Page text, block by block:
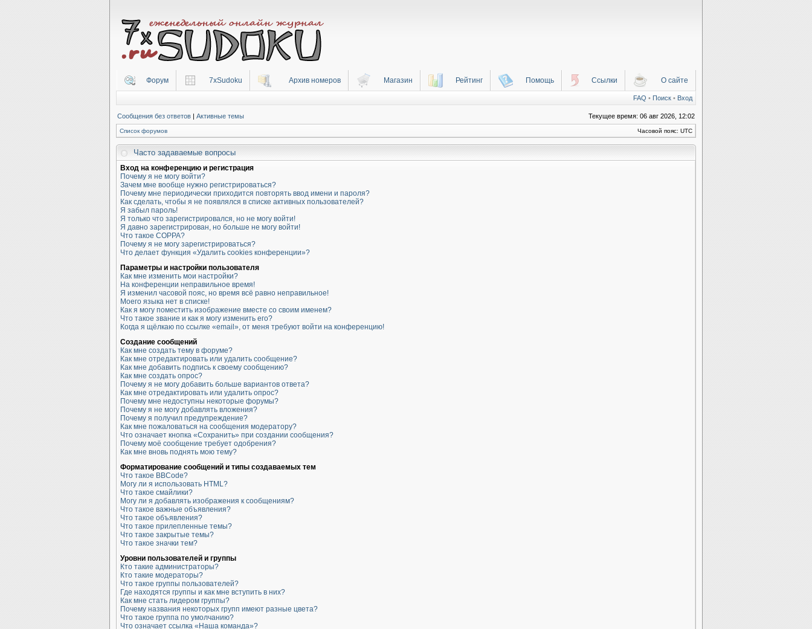
Форум 7xSudoku Архив номеров Магазин Рейтинг Помощь Ссылки О сайте
FAQ • Поиск • Вход
Сообщения без ответов | Активные темы Текущее время: 06 авг 2026, 12:02
Список форумов Часовой пояс: UTC
Часто задаваемые вопросы
Вход на конференцию и регистрация
Почему я не могу войти?
Зачем мне вообще нужно регистрироваться?
Почему мне периодически приходится повторять ввод имени и пароля?
Как сделать, чтобы я не появлялся в списке активных пользователей?
Я забыл пароль!
Я только что зарегистрировался, но не могу войти!
Я давно зарегистрирован, но больше не могу войти!
Что такое COPPA?
Почему я не могу зарегистрироваться?
Что делает функция «Удалить cookies конференции»?
Параметры и настройки пользователя
Как мне изменить мои настройки?
На конференции неправильное время!
Я изменил часовой пояс, но время всё равно неправильное!
Моего языка нет в списке!
Как я могу поместить изображение вместе со своим именем?
Что такое звание и как я могу изменить его?
Когда я щёлкаю по ссылке «email», от меня требуют войти на конференцию!
Создание сообщений
Как мне создать тему в форуме?
Как мне отредактировать или удалить сообщение?
Как мне добавить подпись к своему сообщению?
Как мне создать опрос?
Почему я не могу добавить больше вариантов ответа?
Как мне отредактировать или удалить опрос?
Почему мне недоступны некоторые форумы?
Почему я не могу добавлять вложения?
Почему я получил предупреждение?
Как мне пожаловаться на сообщения модератору?
Что означает кнопка «Сохранить» при создании сообщения?
Почему моё сообщение требует одобрения?
Как мне вновь поднять мою тему?
Форматирование сообщений и типы создаваемых тем
Что такое BBCode?
Могу ли я использовать HTML?
Что такое смайлики?
Могу ли я добавлять изображения к сообщениям?
Что такое важные объявления?
Что такое объявления?
Что такое прилепленные темы?
Что такое закрытые темы?
Что такое значки тем?
Уровни пользователей и группы
Кто такие администраторы?
Кто такие модераторы?
Что такое группы пользователей?
Где находятся группы и как мне вступить в них?
Как мне стать лидером группы?
Почему названия некоторых групп имеют разные цвета?
Что такое группа по умолчанию?
Что означает ссылка «Наша команда»?